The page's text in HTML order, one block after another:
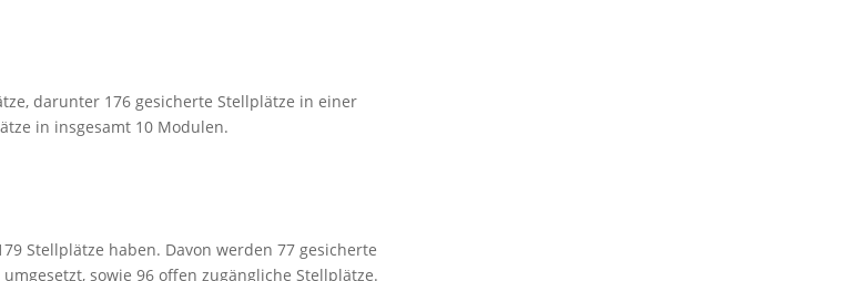
darunter 176 gesicherte Stellplätze in einer
in insgesamt 10 Modulen.
Stellplätze haben. Davon werden 77 gesicherte
sowie 96 offen zugängliche Stellplätze.